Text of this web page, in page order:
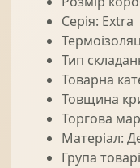
Серія: Extra
Тип
Товарна
Товщина
Торгова
Матеріал:
Група